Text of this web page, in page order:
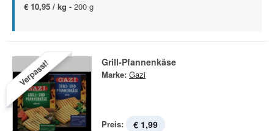
€ 10,95 / kg - 200 g
Verpasst! Grill-Pfannenkäse
Marke: Gazi
Preis: € 1,99